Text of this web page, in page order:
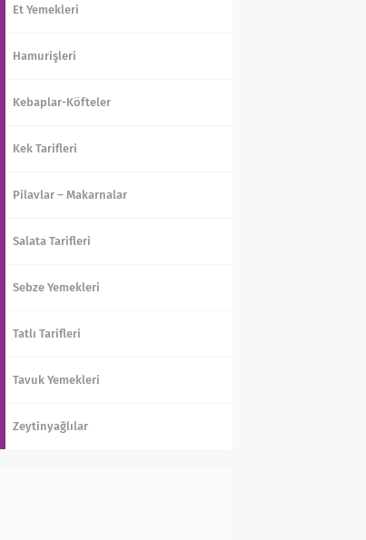
Et Yemekleri
Hamurişleri
Kebaplar-Köfteler
Kek Tarifleri
Pilavlar – Makarnalar
Salata Tarifleri
Sebze Yemekleri
Tatlı Tarifleri
Tavuk Yemekleri
Zeytinyağlılar